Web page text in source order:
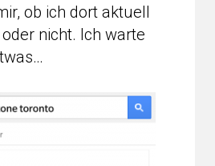
ob ich dort aktuell
nicht. Ich warte